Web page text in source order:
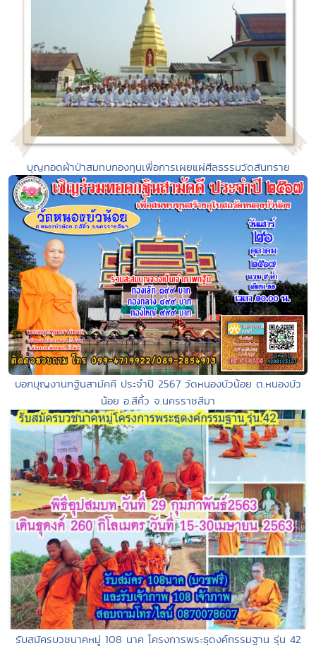
บุญทอดผ้าป่าสมทบกองทุนเพื่อการเผยแผ่ศีลธรรมวัดสันทราย
บอกบุญงานกฐินสามัคคี ประจำปี 2567 วัดหนองบัวน้อย ต.หนองบัว
น้อย อ.สีคิ้ว จ.นครราชสีมา
รับสมัครบวชนาคหมู่ 108 นาค โครงการพระธุดงค์กรรมฐาน รุ่น 42